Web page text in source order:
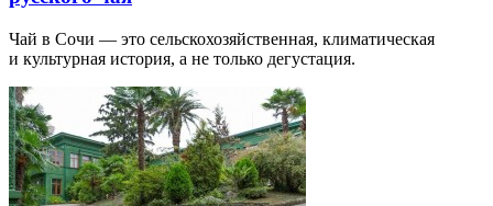
Чай в Сочи — это сельскохозяйственная, климатическая
и культурная история, а не только дегустация.